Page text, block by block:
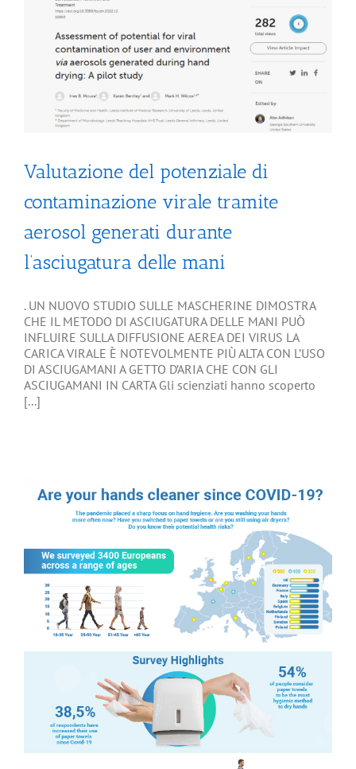
Valutazione del potenziale di
contaminazione virale tramite
aerosol generati durante
l’asciugatura delle mani
. UN NUOVO STUDIO SULLE MASCHERINE DIMOSTRA
CHE IL METODO DI ASCIUGATURA DELLE MANI PUÒ
INFLUIRE SULLA DIFFUSIONE AEREA DEI VIRUS LA
CARICA VIRALE È NOTEVOLMENTE PIÙ ALTA CON L’USO
DI ASCIUGAMANI A GETTO D’ARIA CHE CON GLI
ASCIUGAMANI IN CARTA Gli scienziati hanno scoperto
[...]